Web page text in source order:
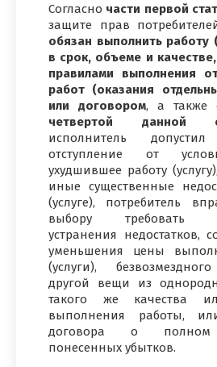
Согласно части первой
защите прав
обязан выполнить работу
в срок, объеме и
правилами выполнения
работ (оказания
или договором, а также
четвертой данной
исполнитель допустил
отступление от
ухудшившее работу
иные существенные
(услуге), потребитель
выбору требовать
устранения недостатков,
уменьшения цены
(услуги),
другой вещи из
такого же качества
выполнения работы,
договора о полном
понесенных убытков.